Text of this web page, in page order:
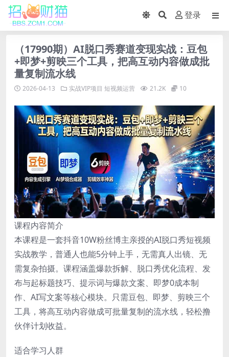
登录
（17990期）AI脱口秀赛道变现实战：豆包
+即梦+剪映三个工具，把高互动内容做成批
量复制流水线
2026-04-13 实战VIP项目 短视频运营 21.2K 10
课程内容简介
本课程是一套抖音10W粉丝博主亲授的AI脱口秀短视频
实战教学，普通人也能5分钟上手，无需真人出镜、无
需复杂拍摄。课程涵盖爆款拆解、脱口秀优化流程、发
布与起标题技巧、提示词与爆款文案、即梦0成本制
作、AI写文案等核心模块。只需豆包、即梦、剪映三个
工具，将高互动内容做成可批量复制的流水线，轻松撸
伙伴计划收益。
适合学习人群